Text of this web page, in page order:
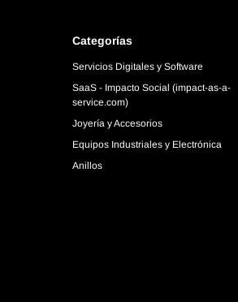
Categorías
Servicios Digitales y Software
SaaS - Impacto Social (impact-as-a-
service.com)
Joyería y Accesorios
Equipos Industriales y Electrónica
Anillos